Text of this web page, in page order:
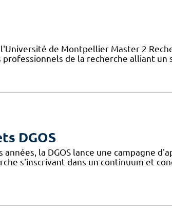
de Montpellier Master 2
de la recherche alliant un
DGOS
années, la DGOS lance une campagne
s'inscrivant dans un continuum et